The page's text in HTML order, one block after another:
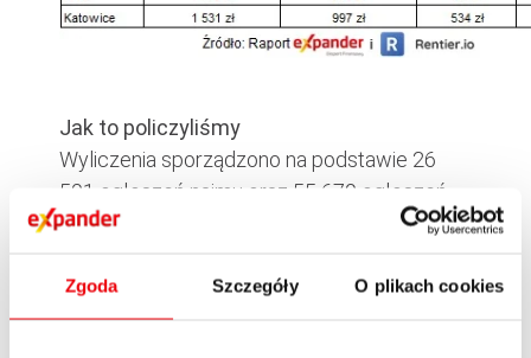
Zgoda Szczegóły O plikach cookies
Jak to policzyliśmy
Wyliczenia sporządzono na podstawie 26
501 ogłoszeń najmu oraz 55 679 ogłoszeń
cen sprzedaży mieszkań. Te ostatnie
inwestycji w mieszkanie na wynajem.
Powyższa analiza dotyczyła mieszkań